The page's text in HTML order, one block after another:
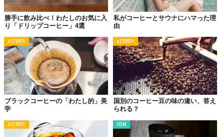
まずメニューでコーヒーを探すと「Kopi、Kopi O、Kopi C」とあ
ります。知っていて当たり前と言わんばかりに「O」も「C」も説
明がありませんので、あしからず。
「Kopi 」は普通のコーヒーかと思いきや、コンデンスミルク入り
コーヒーです。「Kopi O」は砂糖入り、そして「Kopi C」はエバ
勝手に飲み比べ！わたしのお気に入
り「ドリップコーヒー」4選
私がコーヒーとサウナにハマった理
由
ACTIVITY
ブラックコーヒーの「わたし的」美
学
ACTIVITY
国別のコーヒー豆の味の違い、答え
られる？
ACTIVITY ITEM